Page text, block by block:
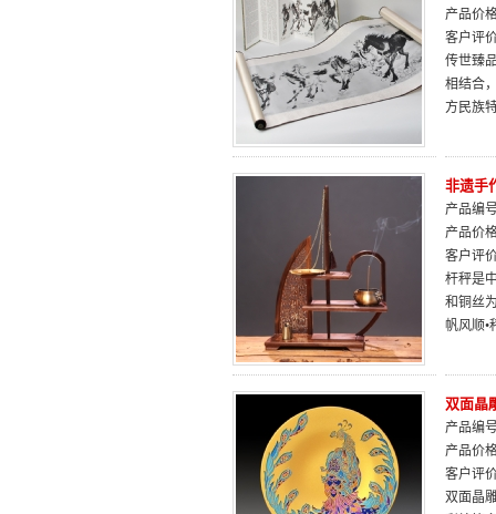
产品价
客户评
传世臻
相结合
方民族
非遗手
产品编
产品价
客户评
杆秤是
和铜丝
帆风顺•
双面晶
产品编
产品价
客户评
双面晶